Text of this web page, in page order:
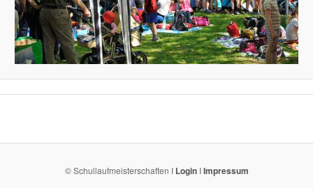
© Schullaufmeisterschaften I LoginIImpressum